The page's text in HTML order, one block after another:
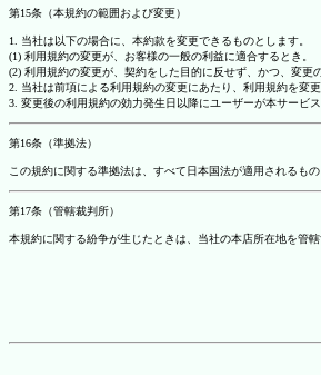
第15条（本規約の範囲および変更）
1. 当社は以下の場合に、本約款を変更できるものとします。
(1) 利用規約の変更が、お客様の一般の利益に適合するとき。
(2) 利用規約の変更が、契約をした目的に反せず、かつ、変更
2. 当社は前項による利用規約の変更にあたり、利用規約を変
3. 変更後の利用規約の効力発生日以降にユーザーが本サービ
第16条（準拠法）
この規約に関する準拠法は、すべて日本国法が適用されるもの
第17条（管轄裁判所）
本規約に関する紛争が生じたときは、当社の本店所在地を管